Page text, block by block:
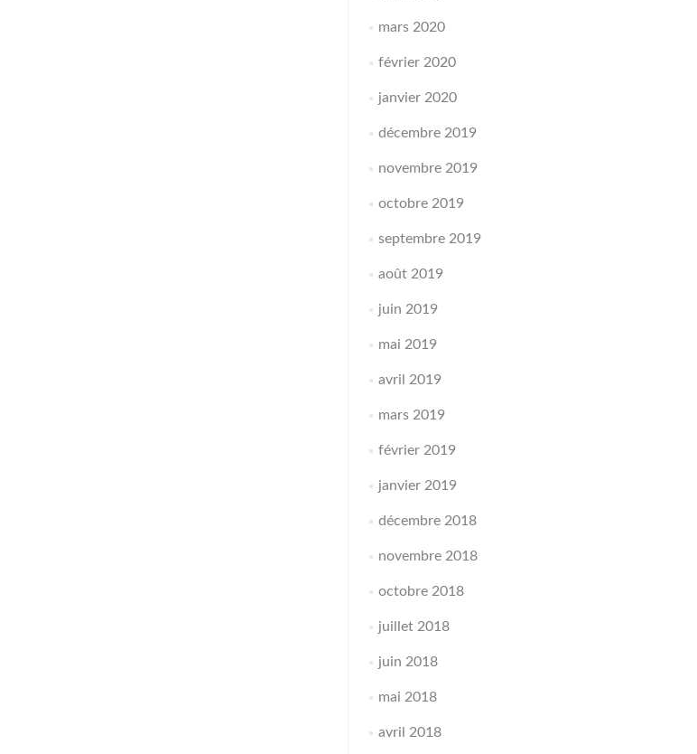
mars 2020
février 2020
janvier 2020
décembre 2019
novembre 2019
octobre 2019
septembre 2019
août 2019
juin 2019
mai 2019
avril 2019
mars 2019
février 2019
janvier 2019
décembre 2018
novembre 2018
octobre 2018
juillet 2018
juin 2018
mai 2018
avril 2018